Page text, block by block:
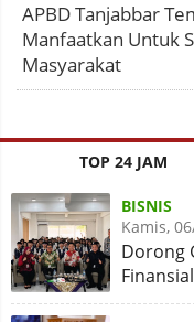
APBD Tanjabbar
Manfaatkan Untuk
Masyarakat
TOP 24 JAM
BISNIS
Kamis,
Dorong